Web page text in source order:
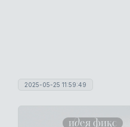
2025-05-25 11:59:49
идея фикс